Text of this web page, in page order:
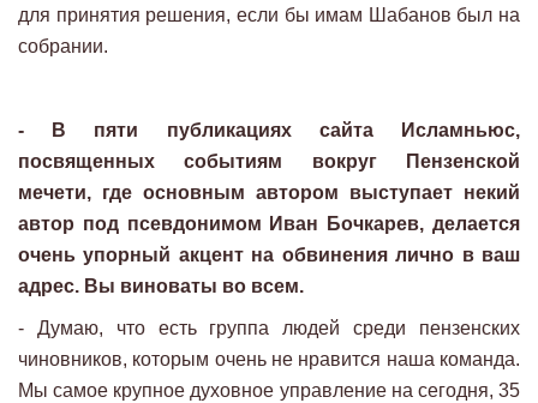
для принятия решения, если бы имам Шабанов был на
собрании.
- В пяти публикациях сайта Исламньюс,
посвященных событиям вокруг Пензенской
мечети, где основным автором выступает некий
автор под псевдонимом Иван Бочкарев, делается
очень упорный акцент на обвинения лично в ваш
адрес. Вы виноваты во всем.
- Думаю, что есть группа людей среди пензенских
чиновников, которым очень не нравится наша команда.
Мы самое крупное духовное управление на сегодня, 35